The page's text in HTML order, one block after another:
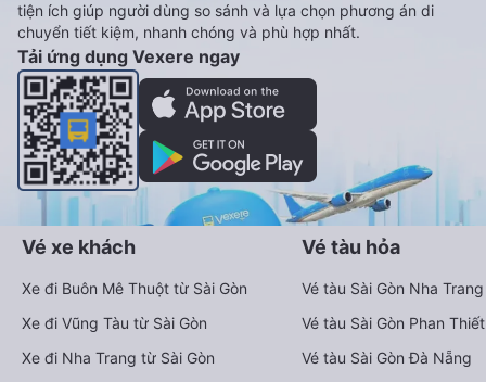
tiện ích giúp người dùng so sánh và lựa chọn phương án di
chuyển tiết kiệm, nhanh chóng và phù hợp nhất.
Tải ứng dụng Vexere ngay
Vé xe khách
Xe đi Buôn Mê Thuột từ Sài Gòn
Xe đi Vũng Tàu từ Sài Gòn
Xe đi Nha Trang từ Sài Gòn
Vé tàu hỏa
Vé tàu Sài Gòn Nha Trang
Vé tàu Sài Gòn Phan Thiết
Vé tàu Sài Gòn Đà Nẵng